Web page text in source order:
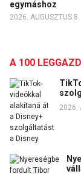
egymáshoz
2026. AUGUSZTUS 8.
A 100
2026.